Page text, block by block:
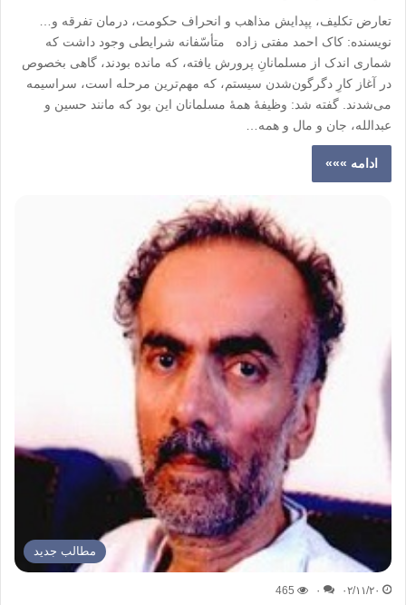
تعارض تکلیف، پپدایش مذاهب و انحراف حکومت، درمان تفرقه و…
نویسنده: کاک احمد مفتی زاده متأسّفانه شرایطی وجود داشت که
شماری اندک از مسلمانانِ پرورش یافته، که مانده بودند، گاهی بخصوص
در آغاز کارِ دگرگون‌شدن سیستم، که مهم‌ترین مرحله است، سراسیمه
می‌شدند. گفته شد: وظیفۀ همۀ مسلمانان این بود که مانند حسین و
عبدالله، جان و مال و همه…
ادامه »»»
مطالب جدید
۰۲/۱۱/۲۰ ۰ 465